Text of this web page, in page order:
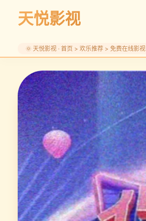
天悦影视
🌞 天悦影视 · 首页 > 欢乐推荐 > 免费在线影视